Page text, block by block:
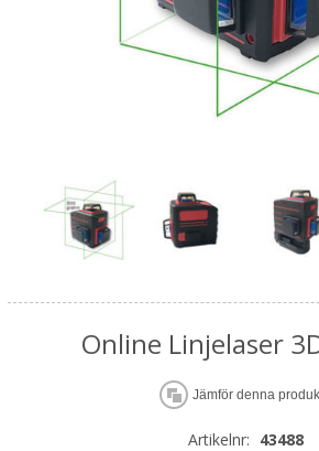
Online Linjelaser
Jämför denna
Artikelnr: 43488